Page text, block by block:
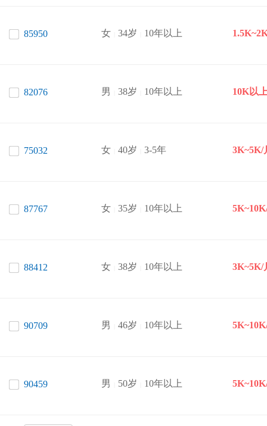
85950 女 34岁 10年以上
82076 男 38岁 10年以上 10K以
75032 女 40岁 3-5年 3K~5K/
87767 女 35岁 10年以上
88412 女 38岁 10年以上 3K~5K/
90709 男 46岁 10年以上
90459 男 50岁 10年以上